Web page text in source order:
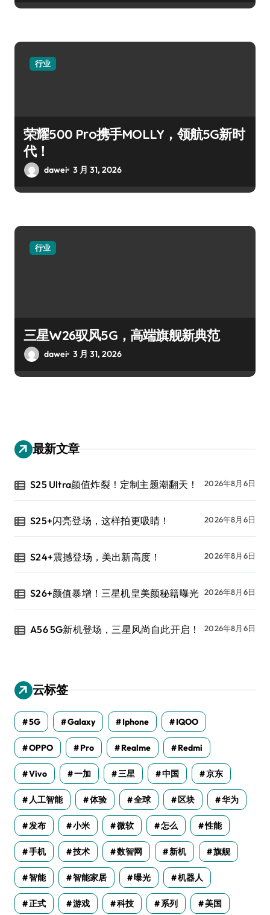
行业
荣耀500 Pro携手MOLLY，领航5G新时
代！
dawei 3 月 31, 2026
行业
三星W26驭风5G，高端旗舰新典范
dawei 3 月 31, 2026
最新文章
S25 Ultra颜值炸裂！定制主题潮翻天！ 2026年8月6日
S25+闪亮登场，这样拍更吸睛！ 2026年8月6日
S24+震撼登场，美出新高度！ 2026年8月6日
S26+颜值暴增！三星机皇美颜秘籍曝光 2026年8月6日
A56 5G新机登场，三星风尚自此开启！ 2026年8月6日
云标签
5G Galaxy Iphone IQOO
OPPO Pro Realme Redmi
Vivo 一加 三星 中国 京东
人工智能 体验 全球 区块 华为
发布 小米 微软 怎么 性能
手机 技术 数智网 新机 旗舰
智能 智能家居 曝光 机器人
正式 游戏 科技 系列 美国